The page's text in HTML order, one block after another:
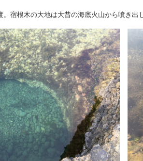
宿根木の大地は大昔の海底火山から噴き出